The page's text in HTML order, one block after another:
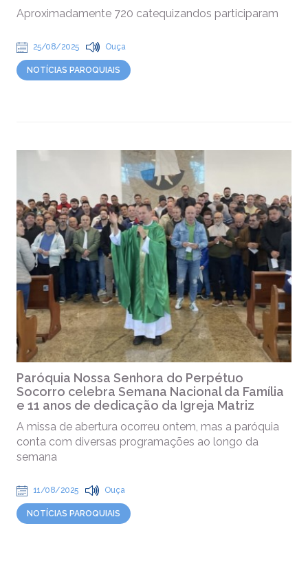
Aproximadamente 720 catequizandos participaram
25/08/2025 Ouça
NOTÍCIAS PAROQUIAIS
Paróquia Nossa Senhora do Perpétuo
Socorro celebra Semana Nacional da Família
e 11 anos de dedicação da Igreja Matriz
A missa de abertura ocorreu ontem, mas a paróquia
conta com diversas programações ao longo da
semana
11/08/2025 Ouça
NOTÍCIAS PAROQUIAIS